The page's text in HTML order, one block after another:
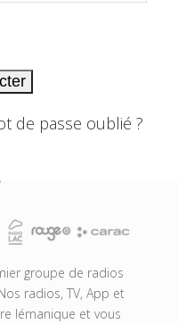
de passe oublié ?
groupe de radios
radios, TV, App et
lémanique et vous